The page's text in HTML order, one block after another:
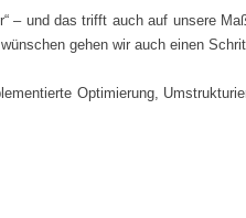
– und das trifft auch auf unsere
gehen wir auch einen
Optimierung,